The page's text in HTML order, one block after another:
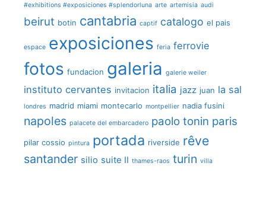
#exhibitions #exposiciones #splendorluna arte artemisia audi
beirut botin cantabria captif catalogo el pais
espace exposiciones feria ferrovie
fotos fundacion galeria galerie weiler
instituto cervantes invitacion italia jazz juan la sal
londres madrid miami montecarlo montpellier nadia fusini
napoles palacete del embarcadero paolo tonin paris
pilar cossio pintura portada riverside rêve
santander silio suite II thames-raos turin villa